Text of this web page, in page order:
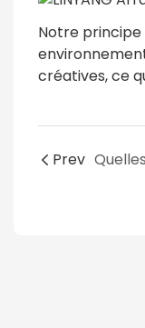
Notre principe
créatives, ce
Prev